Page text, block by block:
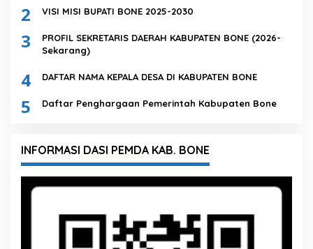
2 VISI MISI BUPATI BONE 2025-2030
3
PROFIL SEKRETARIS DAERAH KABUPATEN BONE (2026-
Sekarang)
4 DAFTAR NAMA KEPALA DESA DI KABUPATEN BONE
5 Daftar Penghargaan Pemerintah Kabupaten Bone
INFORMASI DASI PEMDA KAB. BONE